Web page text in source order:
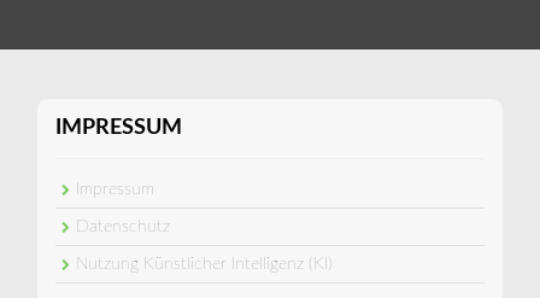
IMPRESSUM
Impressum
Datenschutz
Nutzung Künstlicher Intelligenz (KI)